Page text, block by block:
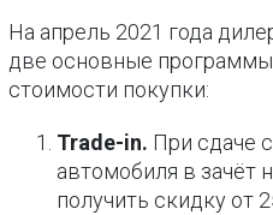
На апрель 2021 года
две основные
стоимости покупки:
Trade-in. При сдаче
автомобиля в зачёт
получить скидку от